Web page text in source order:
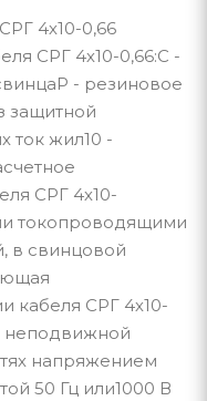
4х10-0,66
СРГ 4х10-0,66:С -
- резиновое
защитной
ток жил10 -
СРГ 4х10-
токопроводящими
в свинцовой
кабеля СРГ 4х10-
неподвижной
напряжением
50 Гц или1000 В